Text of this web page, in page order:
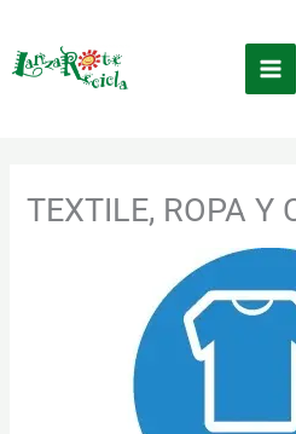
contenido
TEXTILE, ROPA Y